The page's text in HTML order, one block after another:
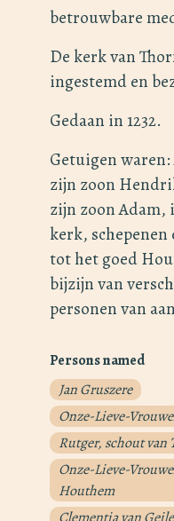
betrouwbare
De kerk van
ingestemd en
Gedaan in 1232.
Getuigen
zijn zoon
zijn zoon Adam,
kerk,
tot het goed
bijzijn van
personen van
Persons named
Jan Gruszere
Onze-Lieve-
Rutger, schout van
Onze-Lieve-
Houthem